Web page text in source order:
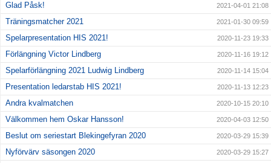
Glad Påsk! 2021-04-01 21:08
Träningsmatcher 2021 2021-01-30 09:59
Spelarpresentation HIS 2021! 2020-11-23 19:33
Förlängning Victor Lindberg 2020-11-16 19:12
Spelarförlängning 2021 Ludwig Lindberg 2020-11-14 15:04
Presentation ledarstab HIS 2021! 2020-11-13 12:23
Andra kvalmatchen 2020-10-15 20:10
Välkommen hem Oskar Hansson! 2020-04-03 12:50
Beslut om seriestart Blekingefyran 2020 2020-03-29 15:39
Nyförvärv säsongen 2020 2020-03-29 15:27